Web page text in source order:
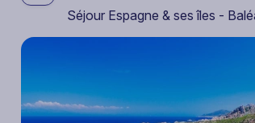
Séjour Espagne & ses îles -